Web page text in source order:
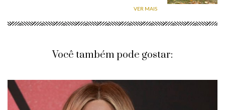
VER MAIS
Você também pode gostar: